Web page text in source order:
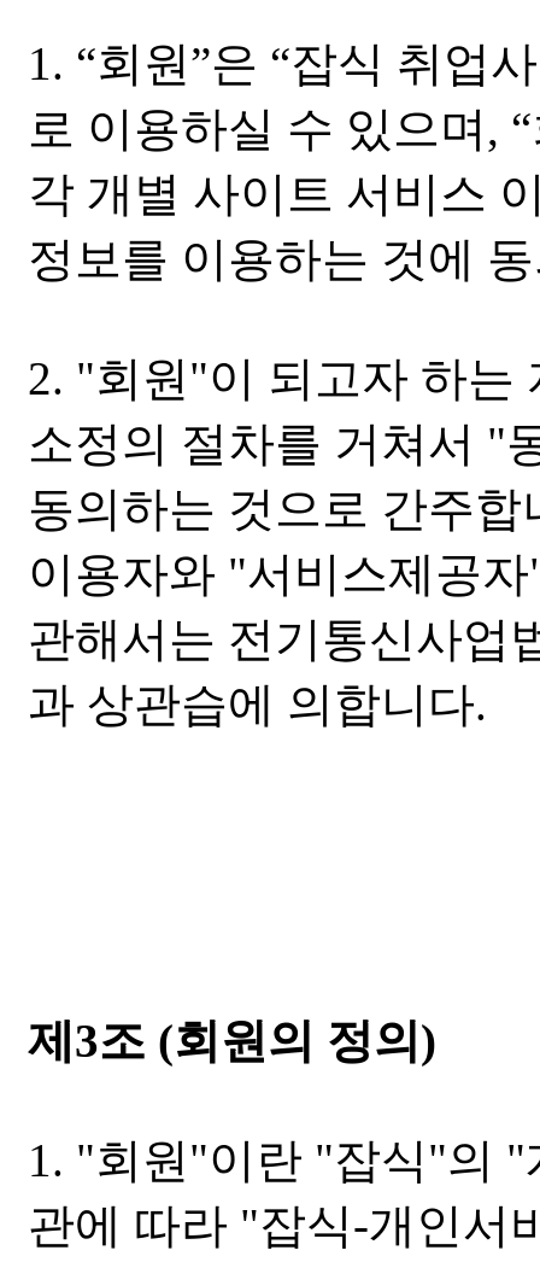
1. “회원”은 “잡식 취업
로 이용하실 수 있으며,
각 개별 사이트 서비스
정보를 이용하는 것에
2. "회원"이 되고자 하는
소정의 절차를 거쳐서 "
동의하는 것으로 간주
이용자와 "서비스제공
관해서는 전기통신사업
과 상관습에 의합니다.
제3조 (회원의 정의)
1. "회원"이란 "잡식"의
관에 따라 "잡식-개인서